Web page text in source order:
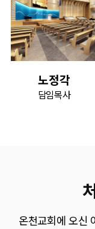
노정각
담임목사
온천교회에 오신